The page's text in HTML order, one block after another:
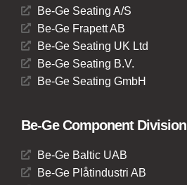
Be-Ge Seating A/S
Be-Ge Frapett AB
Be-Ge Seating UK Ltd
Be-Ge Seating B.V.
Be-Ge Seating GmbH
Be-Ge Component Division
Be-Ge Baltic UAB
Be-Ge Plåtindustri AB